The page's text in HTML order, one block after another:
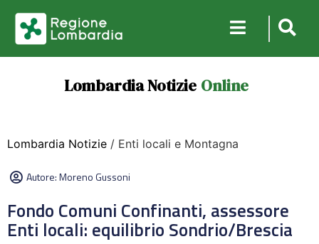
Lombardia Notizie Online
Lombardia Notizie / Enti locali e Montagna
Autore:Moreno Gussoni
Fondo Comuni Confinanti, assessore
Enti locali: equilibrio Sondrio/Brescia